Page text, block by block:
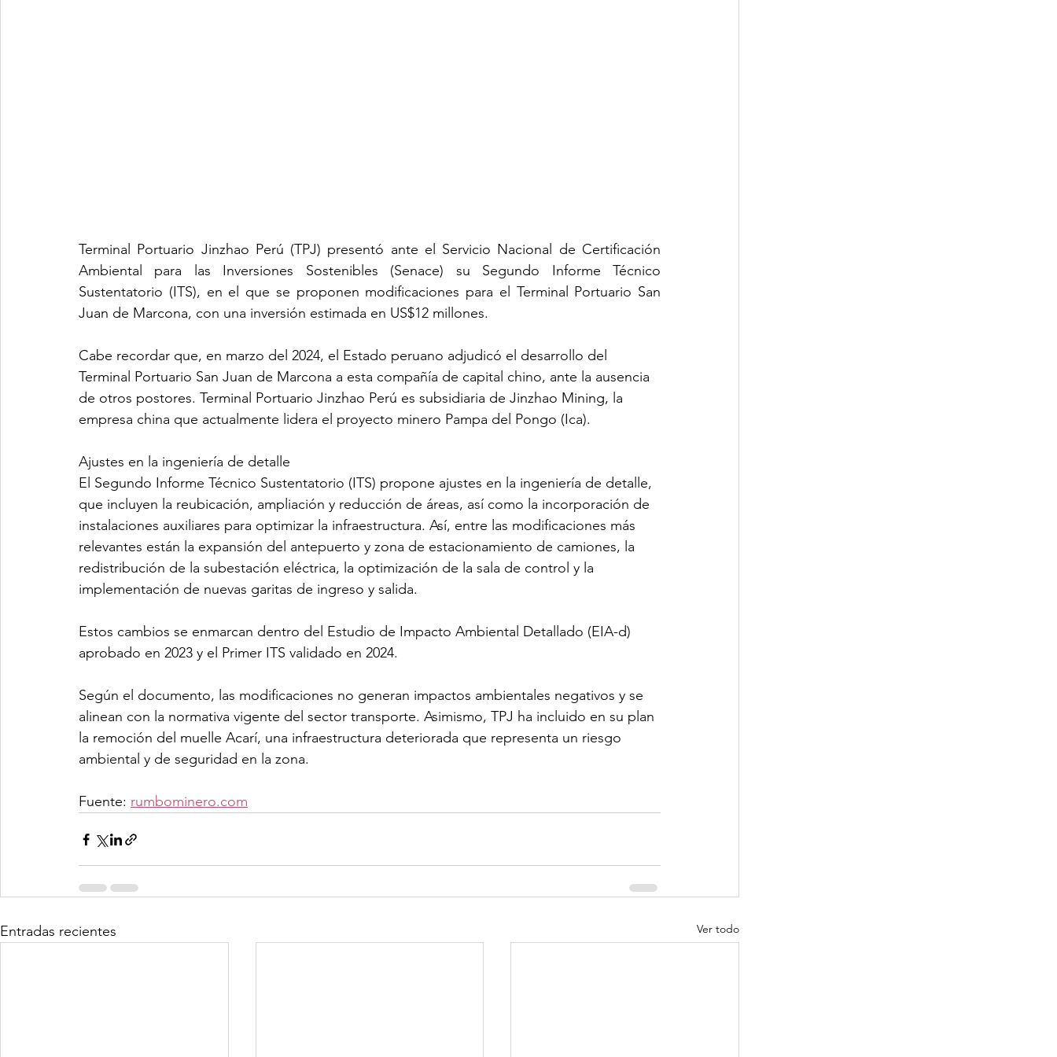
Terminal Portuario Jinzhao Perú (TPJ) presentó ante el Servicio Nacional de Certificación
Ambiental para las Inversiones Sostenibles (Senace) su Segundo Informe Técnico
Sustentatorio (ITS), en el que se proponen modificaciones para el Terminal Portuario San
Juan de Marcona, con una inversión estimada en US$12 millones.
Cabe recordar que, en marzo del 2024, el Estado peruano adjudicó el desarrollo del
Terminal Portuario San Juan de Marcona a esta compañía de capital chino, ante la ausencia
de otros postores. Terminal Portuario Jinzhao Perú es subsidiaria de Jinzhao Mining, la
empresa china que actualmente lidera el proyecto minero Pampa del Pongo (Ica).
Ajustes en la ingeniería de detalle
El Segundo Informe Técnico Sustentatorio (ITS) propone ajustes en la ingeniería de detalle,
que incluyen la reubicación, ampliación y reducción de áreas, así como la incorporación de
instalaciones auxiliares para optimizar la infraestructura. Así, entre las modificaciones más
relevantes están la expansión del antepuerto y zona de estacionamiento de camiones, la
redistribución de la subestación eléctrica, la optimización de la sala de control y la
implementación de nuevas garitas de ingreso y salida.
Estos cambios se enmarcan dentro del Estudio de Impacto Ambiental Detallado (EIA-d)
aprobado en 2023 y el Primer ITS validado en 2024.
Según el documento, las modificaciones no generan impactos ambientales negativos y se
alinean con la normativa vigente del sector transporte. Asimismo, TPJ ha incluido en su plan
la remoción del muelle Acarí, una infraestructura deteriorada que representa un riesgo
ambiental y de seguridad en la zona.
Fuente: rumbominero.com
Entradas recientes Ver todo